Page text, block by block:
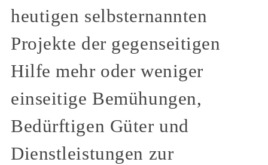
heutigen selbsternannten
Projekte der gegenseitigen
Hilfe mehr oder weniger
einseitige Bemühungen,
Bedürftigen Güter und
Dienstleistungen zur